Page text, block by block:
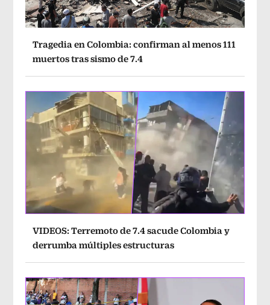
Tragedia en Colombia: confirman al menos 111
muertos tras sismo de 7.4
VIDEOS: Terremoto de 7.4 sacude Colombia y
derrumba múltiples estructuras